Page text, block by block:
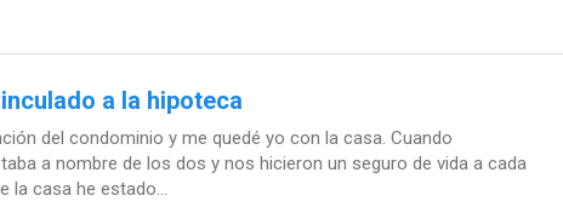
a la hipoteca
del condominio y me quedé yo con la casa. Cuando
a nombre de los dos y nos hicieron un seguro de vida a cada
la casa he estado...